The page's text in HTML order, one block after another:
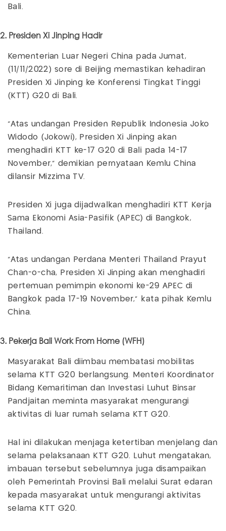
Bali.
2. Presiden Xi Jinping Hadir
Kementerian Luar Negeri China pada Jumat,
(11/11/2022) sore di Beijing memastikan kehadiran
Presiden Xi Jinping ke Konferensi Tingkat Tinggi
(KTT) G20 di Bali.
"Atas undangan Presiden Republik Indonesia Joko
Widodo (Jokowi), Presiden Xi Jinping akan
menghadiri KTT ke-17 G20 di Bali pada 14-17
November," demikian pernyataan Kemlu China
dilansir Mizzima TV.
Presiden Xi juga dijadwalkan menghadiri KTT Kerja
Sama Ekonomi Asia-Pasifik (APEC) di Bangkok,
Thailand.
"Atas undangan Perdana Menteri Thailand Prayut
Chan-o-cha, Presiden Xi Jinping akan menghadiri
pertemuan pemimpin ekonomi ke-29 APEC di
Bangkok pada 17-19 November," kata pihak Kemlu
China.
3. Pekerja Bali Work From Home (WFH)
Masyarakat Bali diimbau membatasi mobilitas
selama KTT G20 berlangsung. Menteri Koordinator
Bidang Kemaritiman dan Investasi Luhut Binsar
Pandjaitan meminta masyarakat mengurangi
aktivitas di luar rumah selama KTT G20.
Hal ini dilakukan menjaga ketertiban menjelang dan
selama pelaksanaan KTT G20. Luhut mengatakan,
imbauan tersebut sebelumnya juga disampaikan
oleh Pemerintah Provinsi Bali melalui Surat edaran
kepada masyarakat untuk mengurangi aktivitas
selama KTT G20.